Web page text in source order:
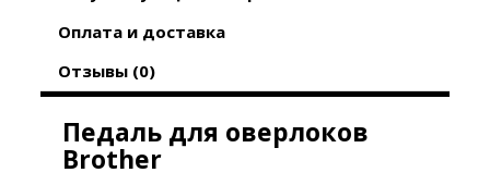
Оплата и доставка
Отзывы (0)
Педаль для оверлоков
Brother